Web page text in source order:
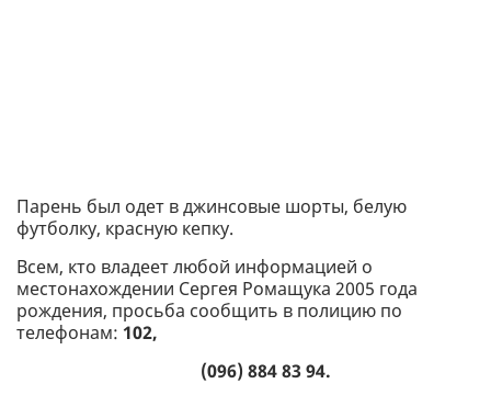
Парень был одет в джинсовые шорты, белую
футболку, красную кепку.
Всем, кто владеет любой информацией о
местонахождении Сергея Ромащука 2005 года
рождения, просьба сообщить в полицию по
телефонам: 102,
(096) 884 83 94.